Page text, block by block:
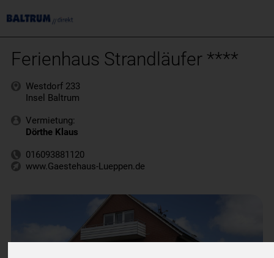
Ferienhaus Strandläufer ****
Westdorf 233
Insel Baltrum
Vermietung:
Dörthe Klaus
016093881120
www.Gaestehaus-Lueppen.de